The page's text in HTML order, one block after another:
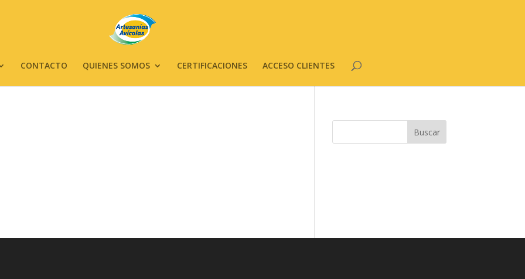
CONTACTO QUIENES SOMOS CERTIFICACIONES ACCESO CLIENTES